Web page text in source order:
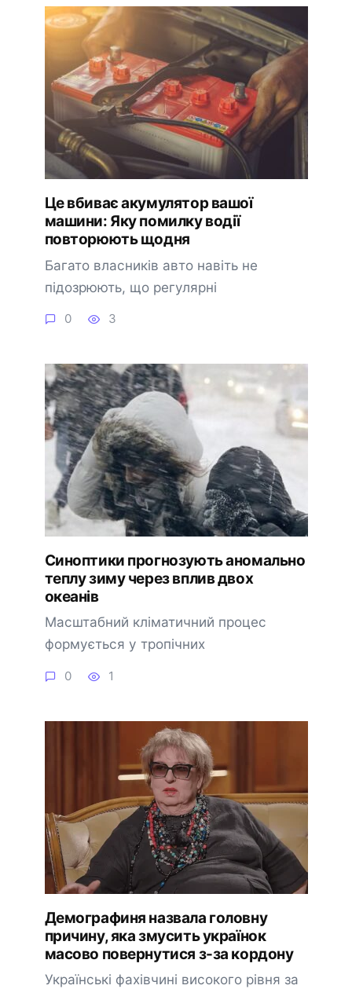
Це вбиває акумулятор вашої
машини: Яку помилку водії
повторюють щодня
Багато власників авто навіть не
підозрюють, що регулярні
0 3
Синоптики прогнозують аномально
теплу зиму через вплив двох
океанів
Масштабний кліматичний процес
формується у тропічних
0 1
Демографиня назвала головну
причину, яка змусить українок
масово повернутися з-за кордону
Українські фахівчині високого рівня за